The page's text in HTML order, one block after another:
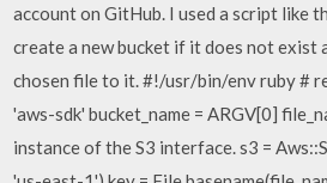
account on GitHub. I used a script like
create a new bucket if it does not exist
chosen file to it. #!/usr/bin/env ruby #
'aws-sdk' bucket_name = ARGV[0]
instance of the S3 interface. s3 =